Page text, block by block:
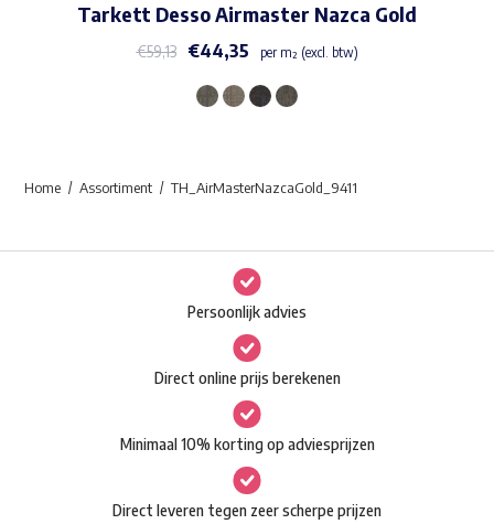
Waar ben je naar op zoek?
Tarkett Desso Airmaster Nazca Gold
€59,13 €44,35 per m² (excl. btw)
Dit
Deze
optie
kan
gekozen
worden
op
de
productpagina
Home Assortiment TH_AirMasterNazcaGold_9411
Persoonlijk advies
Direct online prijs berekenen
Minimaal 10% korting op adviesprijzen
Direct leveren tegen zeer scherpe prijzen